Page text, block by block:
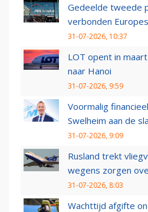
Gedeelde tweede
verbonden
31-07-2026, 10:37
LOT opent in
naar Hanoi
31-07-2026, 9:59
Voormalig
Swelheim aan de
31-07-2026, 9:09
Rusland trekt
wegens zorgen
31-07-2026, 8:03
Wachttijd afgifte